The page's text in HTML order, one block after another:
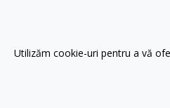
Lu - Vi:
09:00 - 19:00
Sâ - Du:10:00 - 16:00
Utilizăm cookie-uri pentru a vă